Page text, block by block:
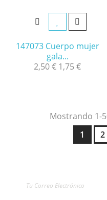
147073 Cuerpo mujer
gala...
2,50 € 1,75 €
Mostrando 1-
1
2